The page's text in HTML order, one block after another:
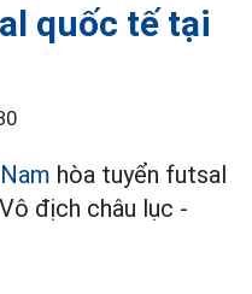
quốc tế tại
hòa tuyển futsal
địch châu lục -